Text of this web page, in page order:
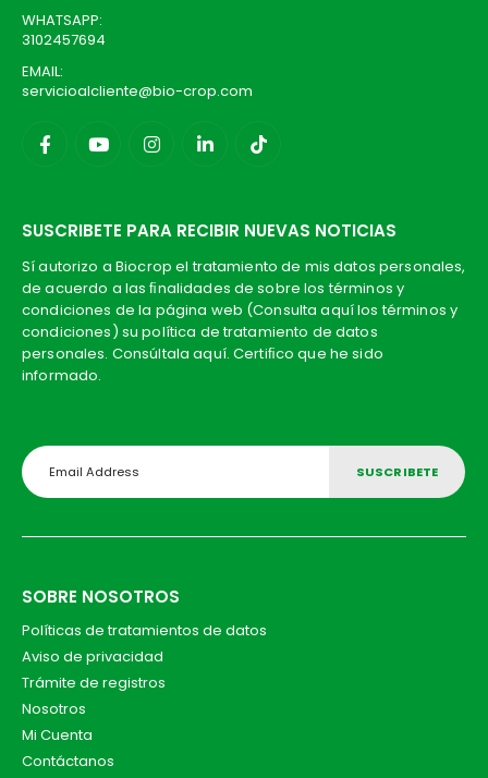
WHATSAPP:
3102457694
EMAIL:
servicioalcliente@bio-crop.com
SUSCRIBETE PARA RECIBIR NUEVAS NOTICIAS
Sí autorizo a Biocrop el tratamiento de mis datos personales,
de acuerdo a las ﬁnalidades de sobre los términos y
condiciones de la página web (Consulta aquí los términos y
condiciones) su política de tratamiento de datos
personales. Consúltala aquí. Certiﬁco que he sido
informado.
SOBRE NOSOTROS
Políticas de tratamientos de datos
Aviso de privacidad
Trámite de registros
Nosotros
Mi Cuenta
Contáctanos